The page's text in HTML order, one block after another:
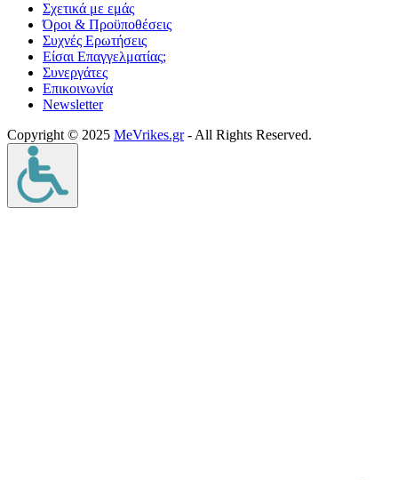
Σχετικά με εμάς
Όροι & Προϋποθέσεις
Συχνές Ερωτήσεις
Είσαι Επαγγελματίας;
Συνεργάτες
Επικοινωνία
Νewsletter
Copyright © 2025 MeVrikes.gr- All Rights Reserved.